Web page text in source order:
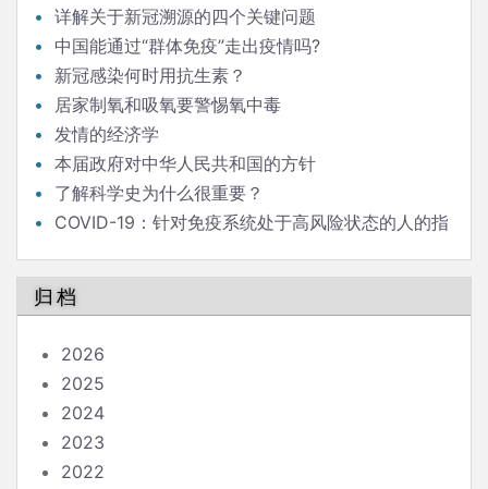
详解关于新冠溯源的四个关键问题
中国能通过“群体免疫”走出疫情吗?
新冠感染何时用抗生素？
居家制氧和吸氧要警惕氧中毒
发情的经济学
本届政府对中华人民共和国的方针
了解科学史为什么很重要？
COVID-19：针对免疫系统处于高风险状态的人的指
归档
2026
2025
2024
2023
2022